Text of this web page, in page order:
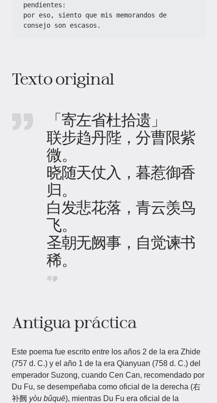
pendientes:
por eso, siento que mis memorandos de
consejo son escasos.
Texto original
「寄左省杜拾遗」
联步趋丹陛，分曹限紫
微。
晓随天仗入，暮惹御香
归。
白发悲花落，青云羡鸟
飞。
圣朝无阙事，自觉谏书
稀。
岑参
Antigua práctica
Este poema fue escrito entre los años 2 de la era Zhide
(757 d. C.) y el año 1 de la era Qianyuan (758 d. C.) del
emperador Suzong, cuando Cen Can, recomendado por
Du Fu, se desempeñaba como oficial de la derecha (右
补阙 yòu bǔquē), mientras Du Fu era oficial de la